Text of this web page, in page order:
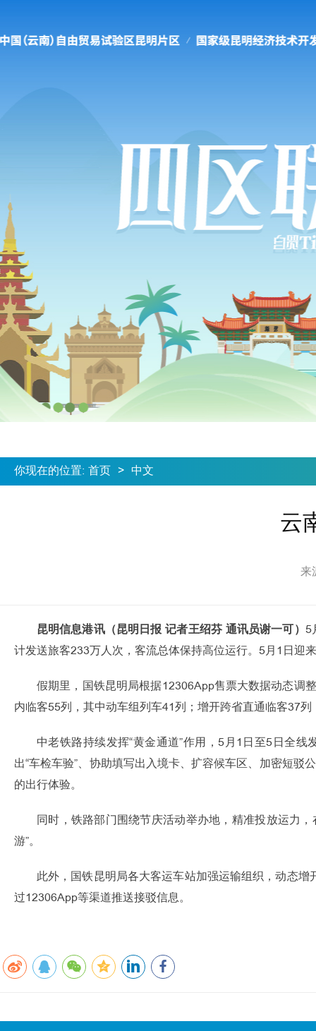
你现在的位置: 首页 > 中文
云
来
昆明信息港讯（昆明日报 记者王绍芬 通讯员谢一可） 5
计发送旅客233万人次，客流总体保持高位运行。5月1日迎
假期里，国铁昆明局根据12306App售票大数据动态调
内临客55列，其中动车组列车41列；增开跨省直通临客37
中老铁路持续发挥“黄金通道”作用，5月1日至5日全
出“车检车验”、协助填写出入境卡、扩容候车区、加密短驳
的出行体验。
同时，铁路部门围绕节庆活动举办地，精准投放运力
游”。
此外，国铁昆明局各大客运车站加强运输组织，动态
过12306App等渠道推送接驳信息。